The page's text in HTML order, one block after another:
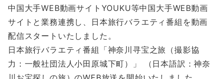
中国大手WEB動画サイトYOUKU等中国大手WEB動画
サイトと業務連携し、日本旅行バラエティ番組を動画
配信スタートいたしました。
日本旅行バラエティ番組「神奈川寻宝之旅（撮影協
力：一般社団法人小田原城下町）」 （日本語訳：神奈